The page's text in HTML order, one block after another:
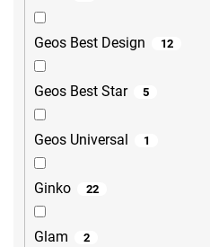
Geos Best Design 12
Geos Best Star 5
Geos Universal 1
Ginko 22
Glam 2